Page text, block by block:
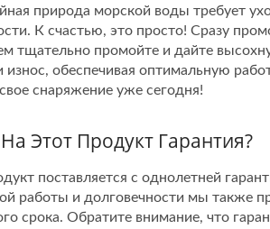
природа морской воды требует
К счастью, это просто! Сразу
тщательно промойте и дайте
износ, обеспечивая оптимальную
снаряжение уже сегодня!
Этот Продукт Гарантия?
поставляется с однолетней
работы и долговечности мы также
срока. Обратите внимание, что